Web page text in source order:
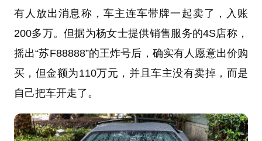
有人放出消息称，车主连车带牌一起卖了，入账
200多万。但据为杨女士提供销售服务的4S店称，
摇出“苏F88888”的王炸号后，确实有人愿意出价购
买，但金额为110万元，并且车主没有卖掉，而是
自己把车开走了。